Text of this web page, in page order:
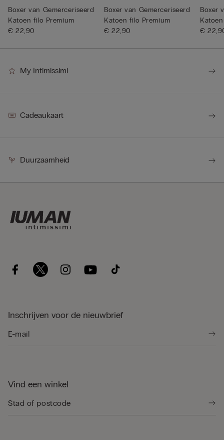
Boxer van Gemerceriseerd
Katoen filo Premium
€ 22,90
Boxer van Gemerceriseerd
Katoen filo Premium
€ 22,90
Boxer
€
My Intimissimi
Cadeaukaart
Duurzaamheid
Inschrijven voor de nieuwbrief
Vind een winkel